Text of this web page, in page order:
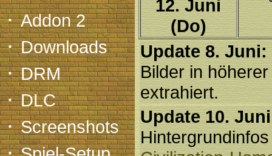
·Addon 2
·Downloads
·DRM
·DLC
·Screenshots
12. Juni
(Do)
Update 8. Juni:
Bilder in
extrahiert.
Update 10.